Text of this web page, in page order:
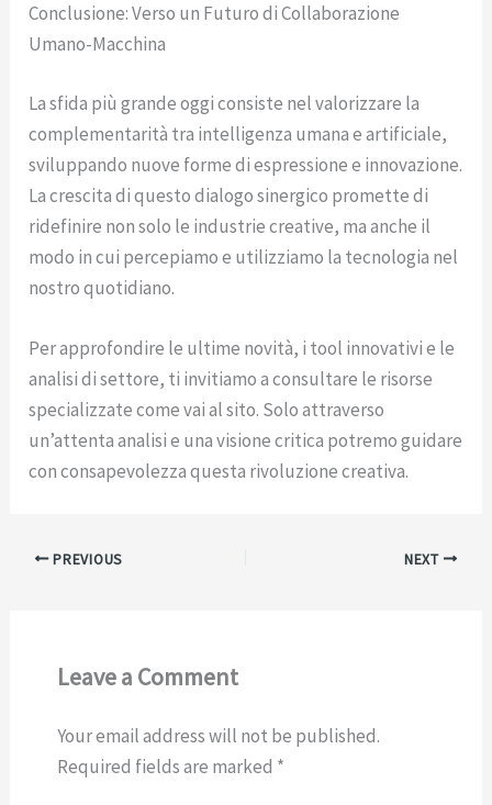
Conclusione: Verso un Futuro di Collaborazione
Umano-Macchina
La sfida più grande oggi consiste nel valorizzare la
complementarità tra intelligenza umana e artificiale,
sviluppando nuove forme di espressione e innovazione.
La crescita di questo dialogo sinergico promette di
ridefinire non solo le industrie creative, ma anche il
modo in cui percepiamo e utilizziamo la tecnologia nel
nostro quotidiano.
Per approfondire le ultime novità, i tool innovativi e le
analisi di settore, ti invitiamo a consultare le risorse
specializzate come vai al sito. Solo attraverso
un’attenta analisi e una visione critica potremo guidare
con consapevolezza questa rivoluzione creativa.
PREVIOUS NEXT
Leave a Comment
Your email address will not be published.
Required fields are marked *